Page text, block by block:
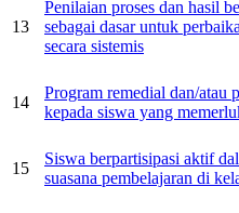
13
Penilaian proses dan hasil
sebagai dasar untuk
secara sistemis
14
Program remedial dan/atau
kepada siswa yang
15
Siswa berpartisipasi aktif
suasana pembelajaran di